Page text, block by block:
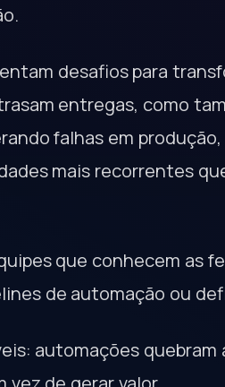
desafios para
entregas, como
falhas em
mais recorrentes
que conhecem as
de automação ou
automações quebram